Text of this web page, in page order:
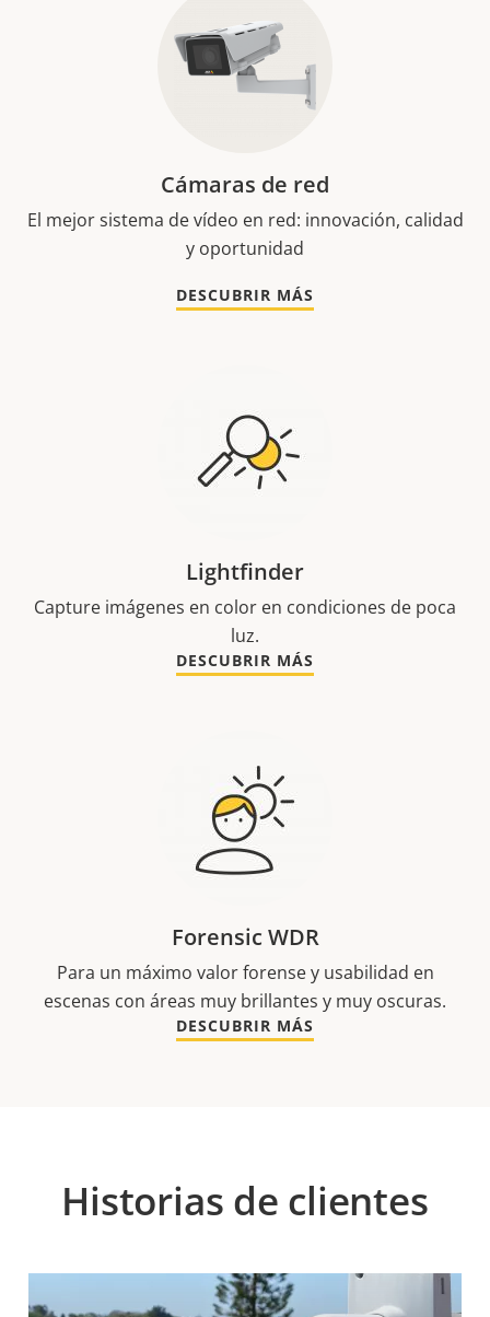
Cámaras de red
El mejor sistema de vídeo en red: innovación, calidad
y oportunidad
DESCUBRIR MÁS
Lightfinder
Capture imágenes en color en condiciones de poca
luz.
DESCUBRIR MÁS
Forensic WDR
Para un máximo valor forense y usabilidad en
escenas con áreas muy brillantes y muy oscuras.
DESCUBRIR MÁS
Historias de clientes